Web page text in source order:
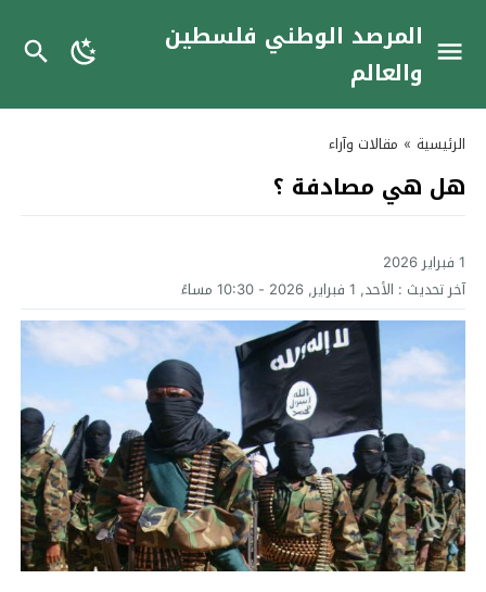
المرصد الوطني فلسطين
والعالم
الرئيسية » مقالات وآراء
هل هي مصادفة ؟
1 فبراير 2026
آخر تحديث : الأحد, 1 فبراير, 2026 - 10:30 مساءً